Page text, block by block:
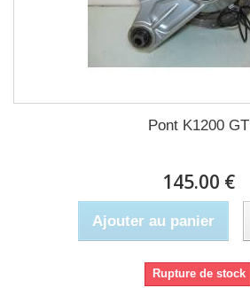
Pont K1200 GT
145.00 €
Ajouter au panier
Rupture de stock